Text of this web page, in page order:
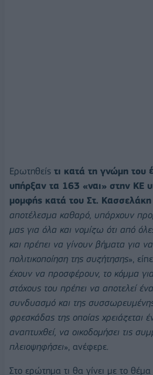
Ερωτηθείς τι κατά τη γνώμη του
υπήρξαν τα 163 «ναι» στην ΚΕ
μομφής κατά του Στ. Κασσελάκη
αποτέλεσμα καθαρό, υπάρχουν
μας για όλα και νομίζω ότι από
και πρέπει να γίνουν βήματα για
πολιτικοποίηση της συζήτησης»,
έχουν να προσφέρουν, το κόμμα
στόχους του πρέπει να αποτελεί
συνδυασμό και της
φρεσκάδας της οποίας χρειάζεται
αναπτυχθεί, να οικοδομήσει τις
πλειοψηφήσει», ανέφερε.
Στο ερώτημα τι θα γίνει με το